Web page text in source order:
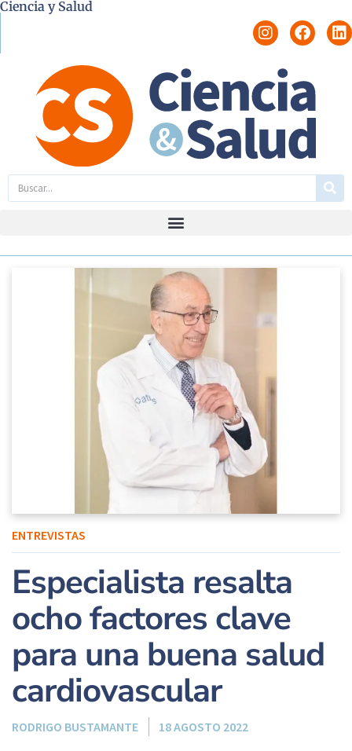
Ciencia y Salud
ENTREVISTAS
Especialista resalta
ocho factores clave
para una buena salud
cardiovascular
RODRIGO BUSTAMANTE 18 AGOSTO 2022